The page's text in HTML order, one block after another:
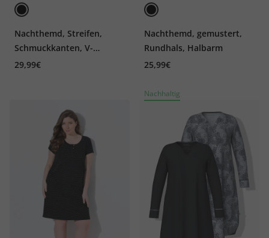
Nachthemd, Streifen,
Schmuckkanten, V-
Ausschnitt, Halbarm
29,99€
Nachthemd, gemustert,
Rundhals, Halbarm
25,99€
Nachhaltig